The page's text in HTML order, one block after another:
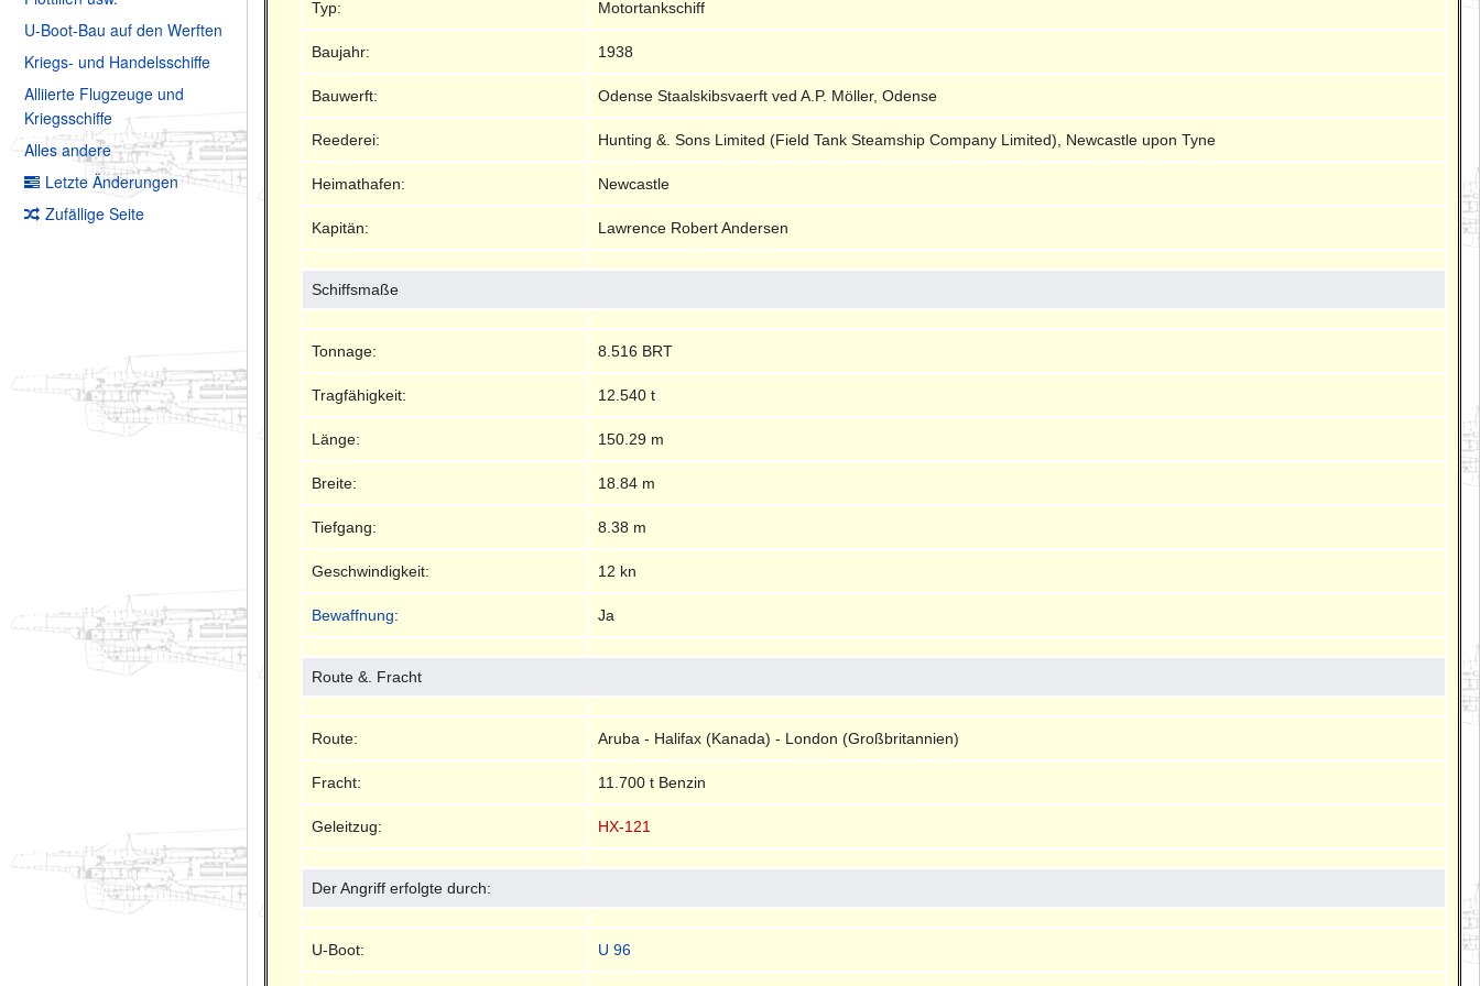
U-Boot-Bau auf den Werften
Kriegs- und Handelsschiffe
Alliierte Flugzeuge und
Kriegsschiffe
Alles andere
Letzte Änderungen
Zufällige Seite
Typ: Motortankschiff
Baujahr: 1938
Bauwerft: Odense Staalskibsvaerft ved A.P. Möller, Odense
Reederei: Hunting &. Sons Limited (Field Tank Steamship Company Limited), Newcastle upon Tyne
Heimathafen: Newcastle
Kapitän: Lawrence Robert Andersen
Schiffsmaße
Tonnage: 8.516 BRT
Tragfähigkeit: 12.540 t
Länge: 150.29 m
Breite: 18.84 m
Tiefgang: 8.38 m
Geschwindigkeit: 12 kn
Bewaffnung: Ja
Route &. Fracht
Route: Aruba - Halifax (Kanada) - London (Großbritannien)
Fracht: 11.700 t Benzin
Geleitzug: HX-121
Der Angriff erfolgte durch:
U-Boot: U 96